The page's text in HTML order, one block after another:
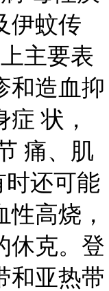
伊蚊传
主要表
和造血抑
状，
痛、肌
时还可能
高烧，
休克。登
和亚热带